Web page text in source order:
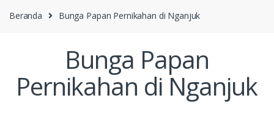
Beranda Bunga Papan Pernikahan di Nganjuk
Bunga Papan
Pernikahan di Nganjuk